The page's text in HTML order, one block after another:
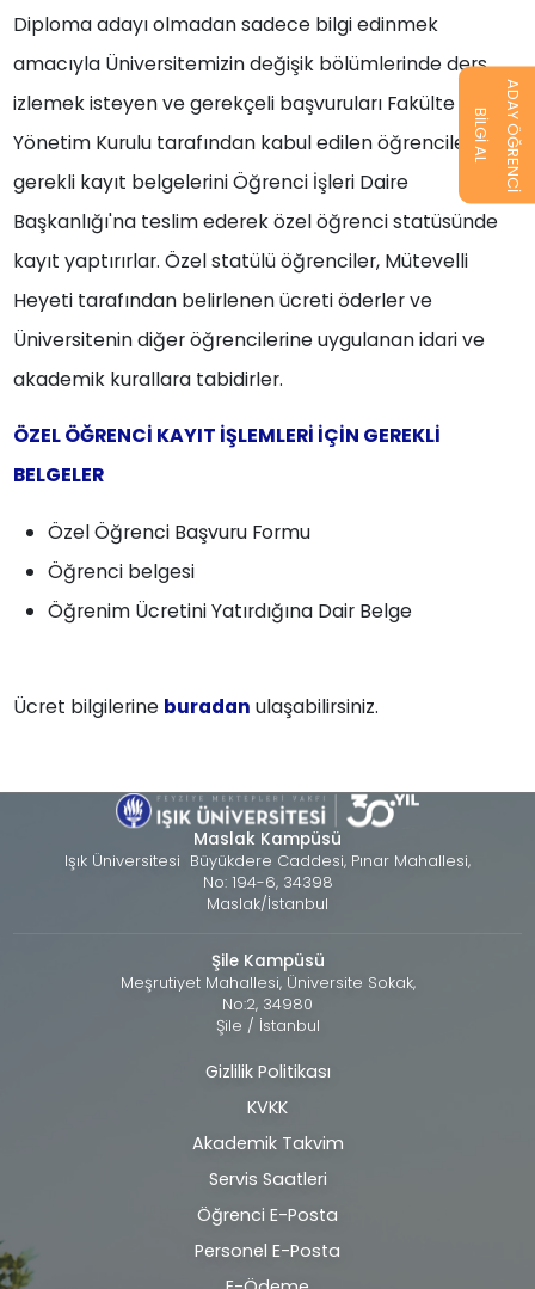
Diploma adayı olmadan sadece bilgi edinmek
amacıyla Üniversitemizin değişik bölümlerinde ders
izlemek isteyen ve gerekçeli başvuruları Fakülte
Yönetim Kurulu tarafından kabul edilen öğrenciler
gerekli kayıt belgelerini Öğrenci İşleri Daire
Başkanlığı'na teslim ederek özel öğrenci statüsünde
kayıt yaptırırlar. Özel statülü öğrenciler, Mütevelli
Heyeti tarafından belirlenen ücreti öderler ve
Üniversitenin diğer öğrencilerine uygulanan idari ve
akademik kurallara tabidirler.
ÖZEL ÖĞRENCİ KAYIT İŞLEMLERİ İÇİN GEREKLİ
BELGELER
Özel Öğrenci Başvuru Formu
Öğrenci belgesi
Öğrenim Ücretini Yatırdığına Dair Belge
Ücret bilgilerine buradan ulaşabilirsiniz.
Maslak Kampüsü
Işık Üniversitesi Büyükdere Caddesi, Pınar Mahallesi,
No: 194-6, 34398
Maslak/İstanbul
Şile Kampüsü
Meşrutiyet Mahallesi, Üniversite Sokak,
No:2, 34980
Şile / İstanbul
Alt
bilgi
Gizlilik Politikası
KVKK
Akademik Takvim
Servis Saatleri
Öğrenci E-Posta
Personel E-Posta
BİLGİ AL ADAY ÖĞRENCİ